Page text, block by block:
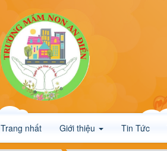
Trang nhất Giới thiệu Tin Tức